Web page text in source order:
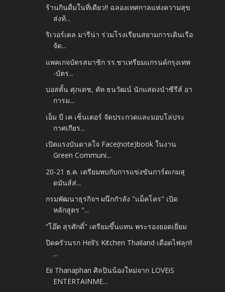
ร้านกินดื่มในที่เดียว!! ฉลองเทศกาลแห่งความสุข
ส่งท้...
ริเวอร์เดล มารีน่า ร่วมโรงเรียนสยามการเดินเรือ
จัด...
แพคเกจบัตรสมาชิก รร.ชาเทรียมแกรนด์กรุงเทพ
-บัตร...
บอสตั้น ศุภเดช, คัท ธนวัฒน์ นักแสดงนำซีรีส์ อา
การม...
เอ็ม บี เค เซ็นเตอร์ จัดประกวดและมอบโล่ประ
กาศเกียร...
เปิดแรงบันดาลใจ Face(note)book ในงาน
Green Communi...
20-21 ธ.ค. เตรียมพบกับการแข่งขันการ์ดเกมสุ
ดมันส์ส่...
กรมพัฒนาธุรกิจฯ ผนึกกำลัง "แม็คโคร" เปิด
หลักสูตร "...
“โอ๊ต สุรศักดิ์" เตรียมขึ้นแทน พระรองยอดเยี่ยม
ปิดครัวนรก Hell’s Kitchen Thailand เดือดไฟลุก!!
...
Eii Thanaphan ศิลปินน้องใหม่จาก LOVEiS
ENTERTAINME...